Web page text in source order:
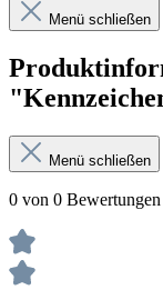
Menü schließen
Menü schließen
0 von 0 Bewertungen